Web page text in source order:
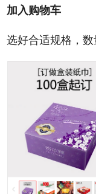
加入购物车
选好合适规格，